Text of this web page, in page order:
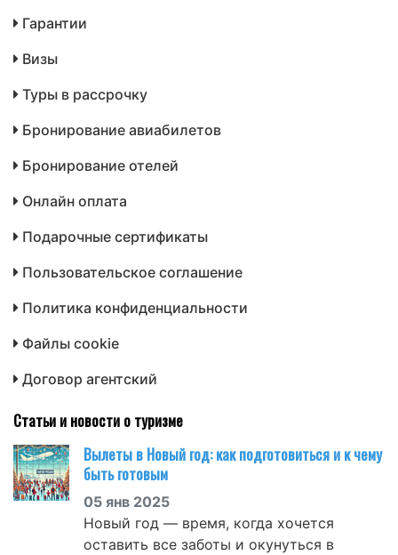
Гарантии
Визы
Туры в рассрочку
Бронирование авиабилетов
Бронирование отелей
Онлайн оплата
Подарочные сертификаты
Пользовательское соглашение
Политика конфиденциальности
Файлы cookie
Договор агентский
Статьи и новости о туризме
Вылеты в Новый год: как подготовиться и к чему
быть готовым
05 янв 2025
Новый год — время, когда хочется
оставить все заботы и окунуться в